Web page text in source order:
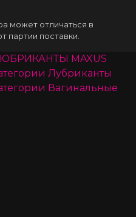
может отличаться в
партии поставки.
MAXUS
Лубриканты
Вагинальные